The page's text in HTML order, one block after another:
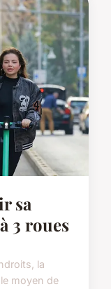
sa
3 roues
la
moyen de